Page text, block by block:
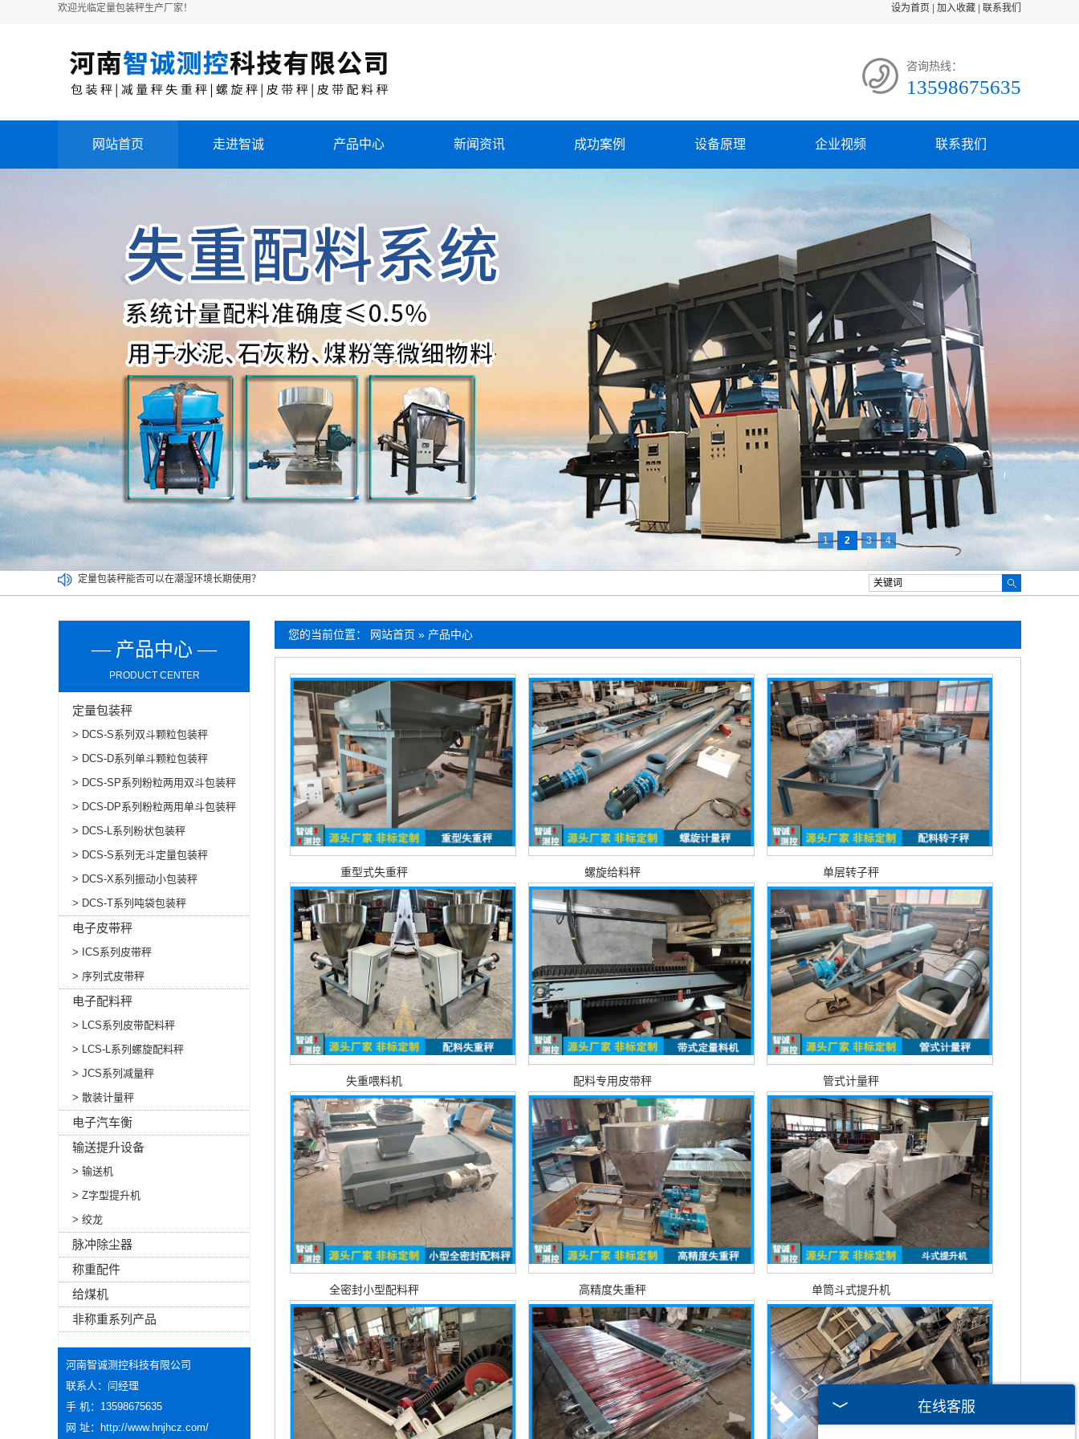
欢迎光临定量包装秤生产厂家！ 设为首页 加入收藏 联系我们
咨询热线：
13598675635
网站首页 走进智诚 产品中心 新闻资讯 成功案例 设备原理 企业视频 联系我们
1 2 3 4
介绍双工位定量包装秤清洁及维护环节的操作事项
买二手定量包装秤一定要考虑以下因素，切记！
您的当前位置： 网站首页 » 产品中心
重型式失重秤 螺旋给料秤 单层转子秤
失重喂料机 配料专用皮带秤 管式计量秤
全密封小型配料秤 高精度失重秤 单筒斗式提升机
— 产品中心 —
PRODUCT CENTER
定量包装秤
> DCS-S系列双斗颗粒包装秤
> DCS-D系列单斗颗粒包装秤
> DCS-SP系列粉粒两用双斗包装秤
> DCS-DP系列粉粒两用单斗包装秤
> DCS-L系列粉状包装秤
> DCS-S系列无斗定量包装秤
> DCS-X系列振动小包装秤
> DCS-T系列吨袋包装秤
电子皮带秤
> ICS系列皮带秤
> 序列式皮带秤
电子配料秤
> LCS系列皮带配料秤
> LCS-L系列螺旋配料秤
> JCS系列减量秤
> 散装计量秤
电子汽车衡
输送提升设备
> 输送机
> Z字型提升机
> 绞龙
脉冲除尘器
称重配件
给煤机
非称重系列产品
河南智诚测控科技有限公司
联系人：闫经理
手 机：13598675635
网 址：
http://www.hnjhcz.com/
在线客服